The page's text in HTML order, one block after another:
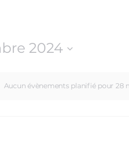
Aucun évènements planifié pour 28
2024